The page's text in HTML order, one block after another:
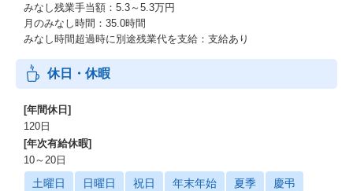
みなし残業手当額：5.3～5.3万円
月のみなし時間：35.0時間
みなし時間超過時に別途残業代を支給：支給あり
休日・休暇
[年間休日]
120日
[年次有給休暇]
10～20日
土曜日 日曜日 祝日 年末年始 夏季 慶弔